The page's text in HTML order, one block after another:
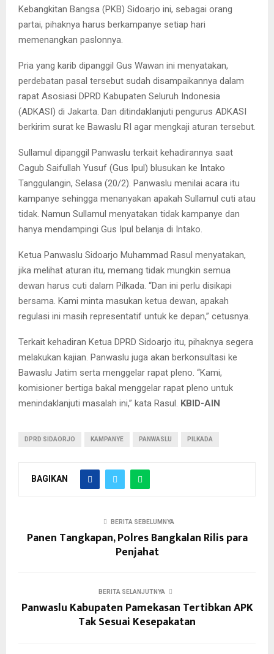
Kebangkitan Bangsa (PKB) Sidoarjo ini, sebagai orang
partai, pihaknya harus berkampanye setiap hari
memenangkan paslonnya.
Pria yang karib dipanggil Gus Wawan ini menyatakan,
perdebatan pasal tersebut sudah disampaikannya dalam
rapat Asosiasi DPRD Kabupaten Seluruh Indonesia
(ADKASI) di Jakarta. Dan ditindaklanjuti pengurus ADKASI
berkirim surat ke Bawaslu RI agar mengkaji aturan tersebut.
Sullamul dipanggil Panwaslu terkait kehadirannya saat
Cagub Saifullah Yusuf (Gus Ipul) blusukan ke Intako
Tanggulangin, Selasa (20/2). Panwaslu menilai acara itu
kampanye sehingga menanyakan apakah Sullamul cuti atau
tidak. Namun Sullamul menyatakan tidak kampanye dan
hanya mendampingi Gus Ipul belanja di Intako.
Ketua Panwaslu Sidoarjo Muhammad Rasul menyatakan,
jika melihat aturan itu, memang tidak mungkin semua
dewan harus cuti dalam Pilkada. “Dan ini perlu disikapi
bersama. Kami minta masukan ketua dewan, apakah
regulasi ini masih representatif untuk ke depan,” cetusnya.
Terkait kehadiran Ketua DPRD Sidoarjo itu, pihaknya segera
melakukan kajian. Panwaslu juga akan berkonsultasi ke
Bawaslu Jatim serta menggelar rapat pleno. “Kami,
komisioner bertiga bakal menggelar rapat pleno untuk
menindaklanjuti masalah ini,” kata Rasul. KBID-AIN
DPRD SIDAORJO KAMPANYE PANWASLU PILKADA
BAGIKAN
BERITA SEBELUMNYA
Panen Tangkapan, Polres Bangkalan Rilis para
Penjahat
BERITA SELANJUTNYA
Panwaslu Kabupaten Pamekasan Tertibkan APK
Tak Sesuai Kesepakatan